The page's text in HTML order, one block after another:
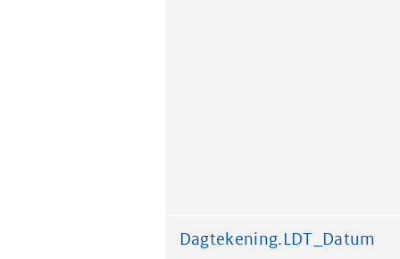
Dagtekening.LDT_Datum